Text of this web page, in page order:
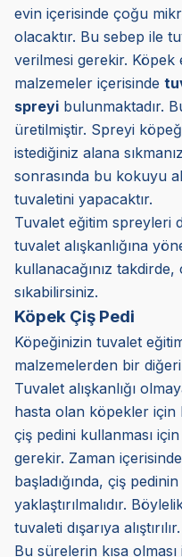
evin içerisinde çoğu
olacaktır. Bu sebep ile
verilmesi gerekir. Köpek
malzemeler içerisinde
spreyi bulunmaktadır.
üretilmiştir. Spreyi
istediğiniz alana
sonrasında bu kokuyu
tuvaletini yapacaktır.
Tuvalet eğitim spreyleri
tuvalet alışkanlığına
kullanacağınız
sıkabilirsiniz.
Köpek Çiş Pedi
Köpeğinizin tuvalet
malzemelerden bir
Tuvalet alışkanlığı
hasta olan köpekler için
çiş pedini kullanması
gerekir. Zaman
başladığında, çiş
yaklaştırılmalıdır.
tuvaleti dışarıya alıştırılır.
Bu sürelerin kısa